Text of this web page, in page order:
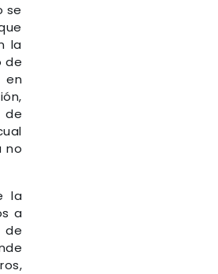
se
la
de
en
no
la
a
de